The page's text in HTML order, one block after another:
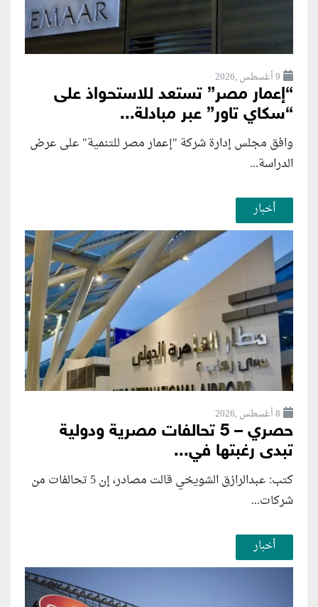
9 أغسطس ,2026
“إعمار مصر” تستعد للاستحواذ على
“سكاي تاور” عبر مبادلة...
وافق مجلس إدارة شركة "إعمار مصر للتنمية" على عرض
الدراسة...
أخبار
8 أغسطس ,2026
حصري – 5 تحالفات مصرية ودولية
تبدى رغبتها في...
كتب: عبدالرازق الشويخي قالت مصادر، إن 5 تحالفات من
شركات...
أخبار